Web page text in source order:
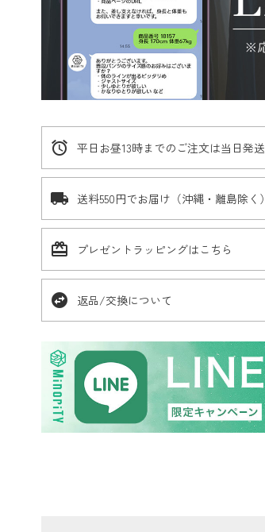
alarm 平日お昼13時までのご注文は当日発送
local_shipping 送料550円でお届け（沖縄・離島除く）
card_giftcard プレゼントラッピングはこちら
swap_horizontal_circle 返品/交換について